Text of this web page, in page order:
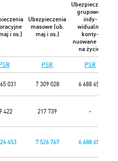
i os.)
Ubezpieczenia
masowe (ub.
maj i os.)
Ubezpieczenia
grupowe i
indy-
widualnie
konty-
nuowane (ub.
na życie)
PSR PSR
031 7 309 028 6 688 657
422 217 739 -
453 7 526 767 6 688 657